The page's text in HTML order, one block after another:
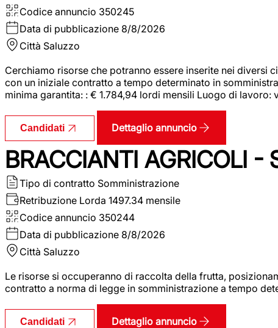
Codice annuncio 350245
Data di pubblicazione 8/8/2026
Città Saluzzo
Cerchiamo risorse che potranno essere inserite nei diversi
con un iniziale contratto a tempo determinato in
minima garantita: : € 1.784,94 lordi mensili Luogo di lavoro:
Candidati Dettaglio annuncio
BRACCIANTI AGRICOLI -
Tipo di contratto Somministrazione
Retribuzione Lorda 1497.34 mensile
Codice annuncio 350244
Data di pubblicazione 8/8/2026
Città Saluzzo
Le risorse si occuperanno di raccolta della frutta,
contratto a norma di legge in somministrazione a tempo
Candidati Dettaglio annuncio